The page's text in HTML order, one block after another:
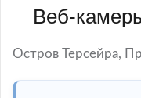
Веб-
Остров Терсейра,